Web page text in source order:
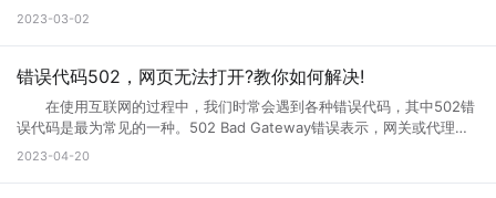
互联网网页在正常使用过程中是不会出现这种问题的。那么如果遇到页面
问页面，就是用户们正在访问的网页正在进行升级，暂时不可能进行访问
者们会通过升级访问提升网页的流畅度，让大家后续访问过程中更加顺
畅。这样上网就不会太卡了。 页面访问界面升级通知怎么设置出现页
面访问升级通知中，可以首先打开这个永久访问页面，然后点击升级按
钮，点击升级以后，网络就会自动的升级的，如果手机不会自动升级的
2023-03-02
错误代码502，网页无法打开?教你如何解决!
在使用互联网的过程中，我们时常会遇到各种错误代码，其中502错
误代码是最为常见的一种。502 Bad Gateway错误表示，网关或代理服
务无法将请求发送到上游服务器。那么，错误代码502是什么意思?错误
2023-04-20